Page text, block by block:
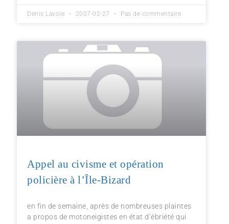
Denis Lavoie 2007-02-27 Pas de commentaire
Appel au civisme et opération
policière à l’Île-Bizard
en fin de semaine, après de nombreuses plaintes
a propos de motoneigistes en état d’ébriété qui